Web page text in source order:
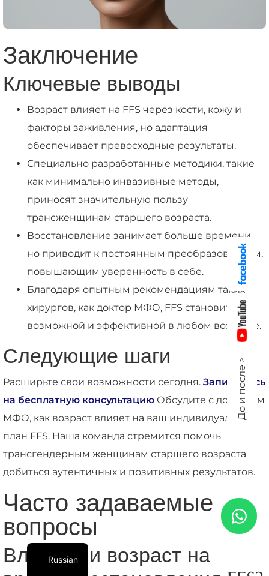
Заключение
Ключевые выводы
Возраст влияет на FFS через кости, кожу и
факторы заживления, но адаптация
обеспечивает превосходные результаты.
Специально разработанные методики, такие
как минимально инвазивные методы,
приносят значительную пользу
трансженщинам старшего возраста.
Восстановление занимает больше времени,
но приводит к постоянным преобразованиям,
повышающим уверенность в себе.
Благодаря опытным рекомендациям таких
хирургов, как доктор МФО, FFS становится
возможной и эффективной в любом возрасте.
Следующие шаги
Расширьте свои возможности сегодня. Запишитесь
на бесплатную консультацию Обсудите с доктором
МФО, как возраст влияет на ваш индивидуальный
план FFS. Наша команда стремится помочь
трансгендерным женщинам старшего возраста
добиться аутентичных и позитивных результатов.
Часто задаваемые
вопросы
Влияет ли возраст на
До и после >
Russian